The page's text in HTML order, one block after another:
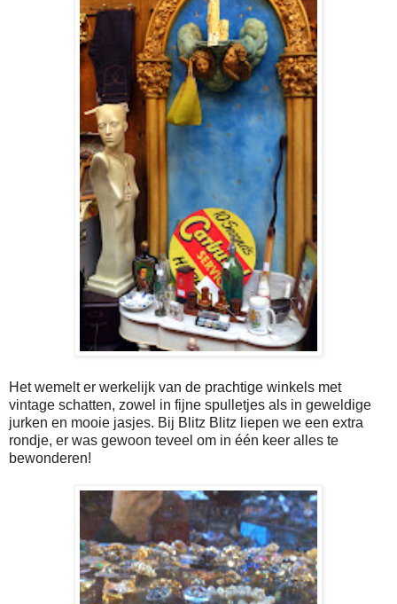
Het wemelt er werkelijk van de prachtige winkels met
vintage schatten, zowel in fijne spulletjes als in geweldige
jurken en mooie jasjes. Bij Blitz Blitz liepen we een extra
rondje, er was gewoon teveel om in één keer alles te
bewonderen!